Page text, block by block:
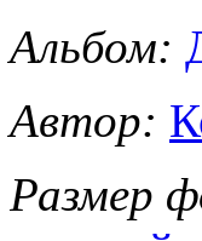
Альбом:
Автор:
Размер